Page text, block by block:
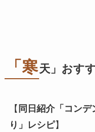
「寒天」おす
【 同日紹介「コン
り」レシピ】